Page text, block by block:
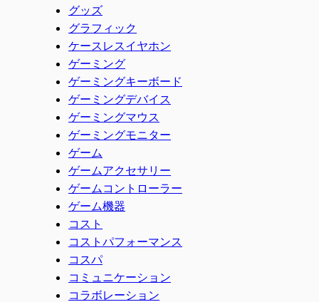
グッズ
グラフィック
ケースレスイヤホン
ゲーミング
ゲーミングキーボード
ゲーミングデバイス
ゲーミングマウス
ゲーミングモニター
ゲーム
ゲームアクセサリー
ゲームコントローラー
ゲーム機器
コスト
コストパフォーマンス
コスパ
コミュニケーション
コラボレーション